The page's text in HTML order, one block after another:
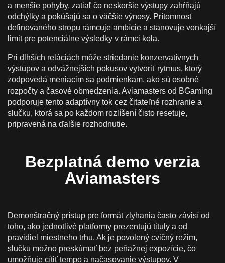
a menšie pohyby, zatiaľ čo neskoršie výstupy zahŕňajú
odchýlky a pokúšajú sa o väčšie výnosy. Prítomnosť
definovaného stropu rámcuje ambície a stanovuje vonkajší
limit pre potenciálne výsledky v rámci kola.
Pri dlhších reláciách môže striedanie konzervatívnych
výstupov a odvážnejších pokusov vytvoriť rytmus, ktorý
zodpovedá meniacim sa podmienkam, ako sú osobné
rozpočty a časové obmedzenia. Aviamasters od BGaming
podporuje tento adaptívny tok cez čitateľné rozhranie a
slučku, ktorá sa po každom rozlíšení čisto resetuje,
pripravená na ďalšie rozhodnutie.
Bezplatná demo verzia
Aviamasters
Demonštračný prístup pre formát zlyhania často závisí od
toho, ako jednotlivé platformy prezentujú tituly a od
pravidiel miestneho trhu. Ak je povolený cvičný režim,
slučku možno preskúmať bez peňažnej expozície, čo
umožňuje cítiť tempo a načasovanie výstupov. V